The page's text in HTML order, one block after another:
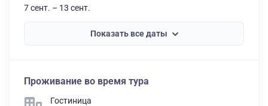
7 сент. – 13 сент.
Показать все даты
Проживание во время тура
Гостиница